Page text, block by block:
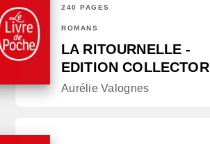
240 PAGES
ROMANS
LA RITOURNELLE -
EDITION COLLECTOR
Aurélie Valognes